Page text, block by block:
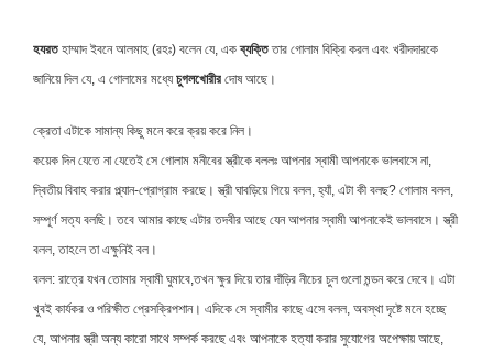
হযরত হাম্মাদ ইবনে আলমাহ (রহঃ) বলেন যে, এক ব্যক্তি তার গোলাম বিক্রি করল এবং খরীদদারকে
জানিয়ে দিল যে, এ গোলামের মধ্যে চুগলখোরীর দোষ আছে।
ক্রেতা এটাকে সামান্য কিছু মনে করে ক্রয় করে নিল।
কয়েক দিন যেতে না যেতেই সে গোলাম মনীবের স্ত্রীকে বললঃ আপনার স্বামী আপনাকে ভালবাসে না,
দ্বিতীয় বিবাহ করার প্ল্যান-প্রোগ্রাম করছে। স্ত্রী ঘাবড়িয়ে গিয়ে বলল, হ্যাঁ, এটা কী বলছ? গোলাম বলল,
সম্পূর্ণ সত্য বলছি। তবে আমার কাছে এটার তদবীর আছে যেন আপনার স্বামী আপনাকেই ভালবাসে। স্ত্রী
বলল, তাহলে তা এক্ষুনিই বল।
বলল: রাত্রে যখন তোমার স্বামী ঘুমাবে,তখন ক্ষুর দিয়ে তার দাঁড়ির নীচের চুল গুলো মন্ডন করে দেবে। এটা
খুবই কার্যকর ও পরিক্ষীত প্রেসক্রিপশান। এদিকে সে স্বামীর কাছে এসে বলল, অবস্থা দৃষ্টে মনে হচ্ছে
যে, আপনার স্ত্রী অন্য কারো সাথে সম্পর্ক করছে এবং আপনাকে হত্যা করার সুযোগের অপেক্ষায় আছে,